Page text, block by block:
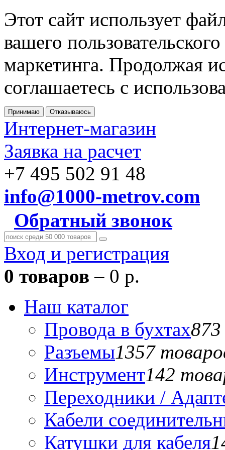
Этот сайт использует
вашего
маркетинга. Продолжая
соглашаетесь с
Принимаю Отказываюсь
Интернет-магазин
Заявка на расчет
+7 495 502 91 48
info@1000-metrov.com
Обратный звонок
Вход и регистрация
0 товаров – 0 р.
Наш каталог
Провода в бухтах
Разъемы1357
Инструмент142
Переходники /
Кабели
Катушки для кабеля